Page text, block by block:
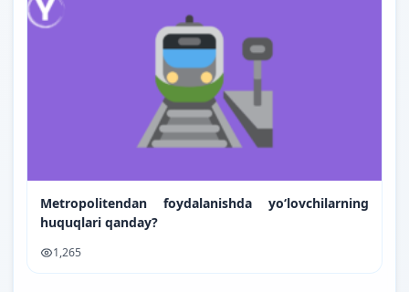
Metropolitendan foydalanishda yo‘lovchilarning
huquqlari qanday?
1,265